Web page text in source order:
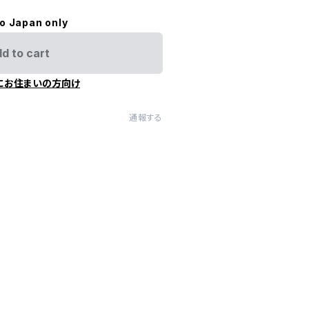
Japan only
to cart
お住まいの方向け
通報する